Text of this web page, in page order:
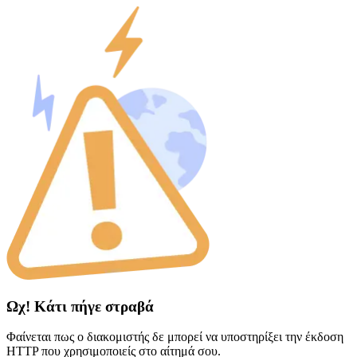
Ωχ! Κάτι πήγε στραβά
Φαίνεται πως ο διακομιστής δε μπορεί να υποστηρίξει την έκδοση
HTTP που χρησιμοποιείς στο αίτημά σου.